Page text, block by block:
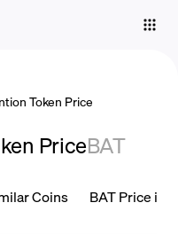
Token Price
PriceBAT
Coins BAT Price is